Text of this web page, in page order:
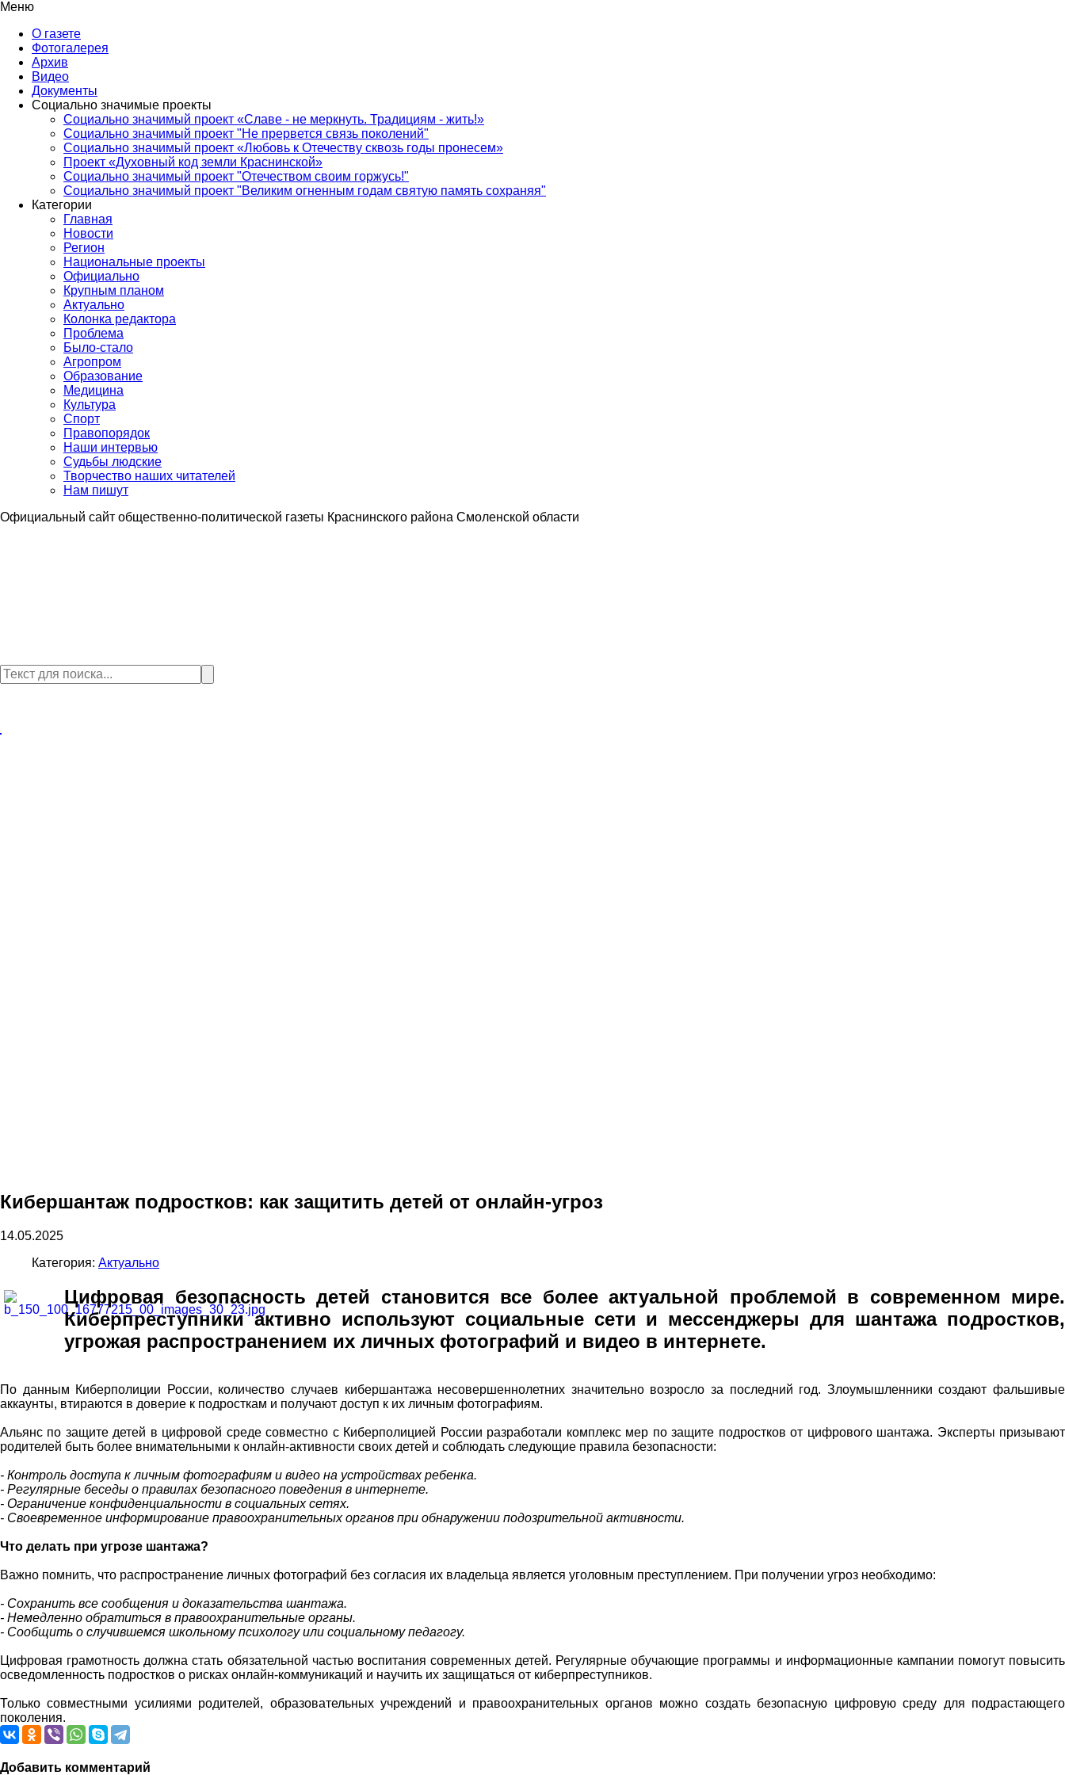
Меню
О газете
Фотогалерея
Архив
Видео
Документы
Социально значимые проекты
Социально значимый проект «Славе - не меркнуть. Традициям - жить!»
Социально значимый проект "Не прервется связь поколений"
Социально значимый проект «Любовь к Отечеству сквозь годы пронесем»
Проект «Духовный код земли Краснинской»
Социально значимый проект "Отечеством своим горжусь!"
Социально значимый проект "Великим огненным годам святую память сохраняя"
Категории
Главная
Новости
Регион
Национальные проекты
Официально
Крупным планом
Актуально
Колонка редактора
Проблема
Было-стало
Агропром
Образование
Медицина
Культура
Спорт
Правопорядок
Наши интервью
Судьбы людские
Творчество наших читателей
Нам пишут
Официальный сайт общественно-политической газеты Краснинского района Смоленской области
Кибершантаж подростков: как защитить детей от онлайн-угроз
14.05.2025
Категория: Актуально
Цифровая безопасность детей становится все более актуальной проблемой в современном мире.
Киберпреступники активно используют социальные сети и мессенджеры для шантажа подростков,
угрожая распространением их личных фотографий и видео в интернете.
По данным Киберполиции России, количество случаев кибершантажа несовершеннолетних значительно возросло за последний год. Злоумышленники создают фальшивые
аккаунты, втираются в доверие к подросткам и получают доступ к их личным фотографиям.
Альянс по защите детей в цифровой среде совместно с Киберполицией России разработали комплекс мер по защите подростков от цифрового шантажа. Эксперты призывают
родителей быть более внимательными к онлайн-активности своих детей и соблюдать следующие правила безопасности:
- Контроль доступа к личным фотографиям и видео на устройствах ребенка.
- Регулярные беседы о правилах безопасного поведения в интернете.
- Ограничение конфиденциальности в социальных сетях.
- Своевременное информирование правоохранительных органов при обнаружении подозрительной активности.
Что делать при угрозе шантажа?
Важно помнить, что распространение личных фотографий без согласия их владельца является уголовным преступлением. При получении угроз необходимо:
- Сохранить все сообщения и доказательства шантажа.
- Немедленно обратиться в правоохранительные органы.
- Сообщить о случившемся школьному психологу или социальному педагогу.
Цифровая грамотность должна стать обязательной частью воспитания современных детей. Регулярные обучающие программы и информационные кампании помогут повысить
осведомленность подростков о рисках онлайн-коммуникаций и научить их защищаться от киберпреступников.
Только совместными усилиями родителей, образовательных учреждений и правоохранительных органов можно создать безопасную цифровую среду для подрастающего
поколения.
Добавить комментарий